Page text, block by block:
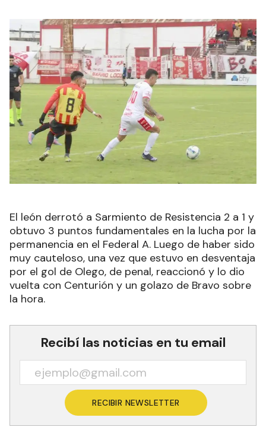
El león derrotó a Sarmiento de Resistencia 2 a 1 y
obtuvo 3 puntos fundamentales en la lucha por la
permanencia en el Federal A. Luego de haber sido
muy cauteloso, una vez que estuvo en desventaja
por el gol de Olego, de penal, reaccionó y lo dio
vuelta con Centurión y un golazo de Bravo sobre
la hora.
Recibí las noticias en tu email
RECIBIR NEWSLETTER